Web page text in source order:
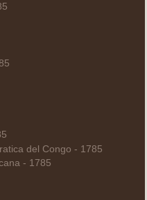
del Congo - 1785
- 1785